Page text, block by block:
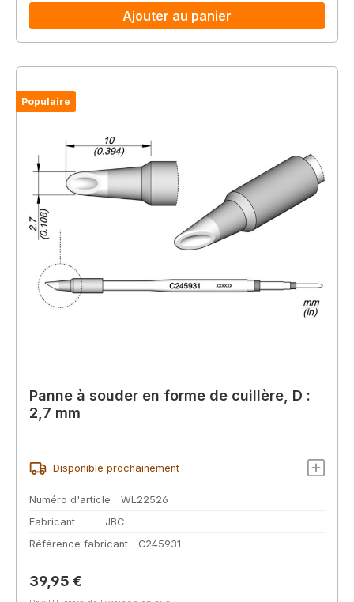
Ajouter au panier
Populaire
Panne à souder en forme de cuillère, D :
2,7 mm
Disponible prochainement
Numéro d'article
WL22526
Fabricant
JBC
Référence fabricant
C245931
Prix régulier :
39,95 €